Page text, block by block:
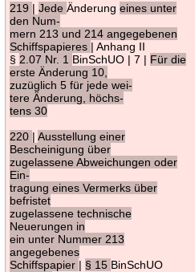
219 |JedeÄnderungeines unter
den Num-
mern 213 und 214 angegebenen
Schiffspapieres | Anhang II
§ 2.07 Nr. 1 BinSchUO | 7 | Für die
erste Änderung 10,
zuzüglich 5 für jede wei-
tere Änderung, höchs-
tens 30
220 |Ausstellung einer
Bescheinigung über
zugelassene Abweichungen oder
Ein-
tragung eines Vermerks über
befristet
zugelassene technische
Neuerungen in
ein unter Nummer 213
angegebenes
Schiffspapier | § 15 BinSchUO